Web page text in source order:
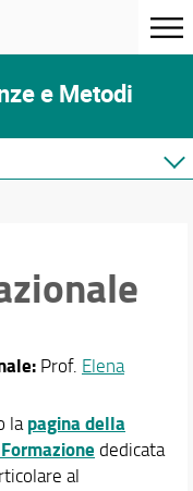
e Metodi
Prof. Elena
lapagina della
dedicata
al